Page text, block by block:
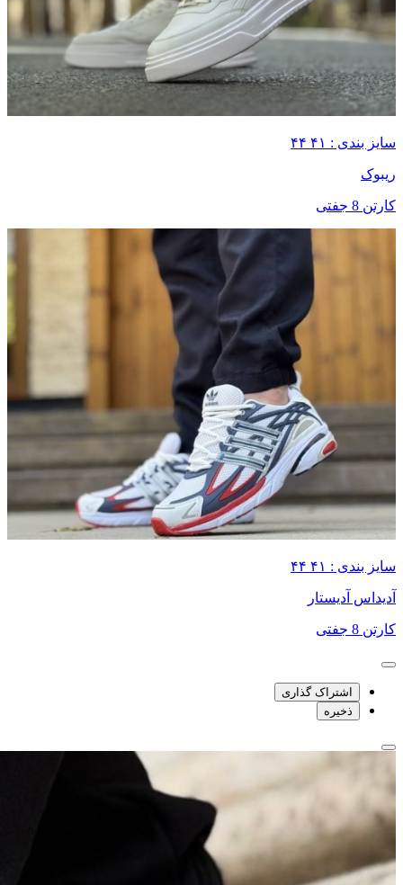
سایز بندی : ۴۱ ۴۴
ریبوک
کارتن 8 جفتی
سایز بندی : ۴۱ ۴۴
آدیداس آدیستار
کارتن 8 جفتی
اشتراک گذاری
ذخیره